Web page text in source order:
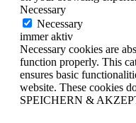
Necessary
Necessary
immer aktiv
Necessary cookies are
function properly. This
ensures basic
website. These cookies
SPEICHERN &